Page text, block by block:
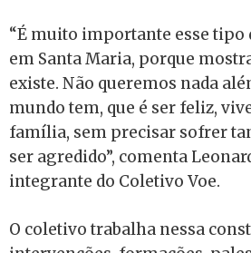
“É muito importante esse tipo
em Santa Maria, porque
existe. Não queremos nada
mundo tem, que é ser feliz,
família, sem precisar sofrer
ser agredido”, comenta
integrante do Coletivo Voe.
O coletivo trabalha nessa